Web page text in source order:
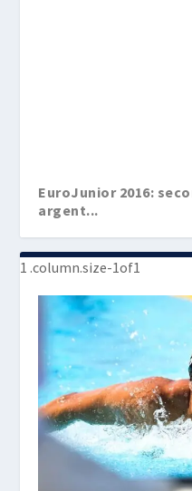
EuroJunior 2016:
argent...
EuroJunior 2016: